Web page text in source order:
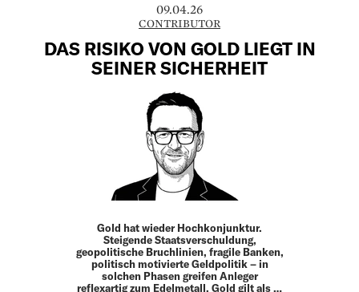
09.04.26
CONTRIBUTOR
DAS RISIKO VON GOLD LIEGT IN
SEINER SICHERHEIT
Gold hat wieder Hochkonjunktur.
Steigende Staatsverschuldung,
geopolitische Bruchlinien, fragile Banken,
politisch ­motivierte Geldpolitik – in
solchen Phasen greifen Anleger
reflexartig zum Edelmetall. Gold gilt als …